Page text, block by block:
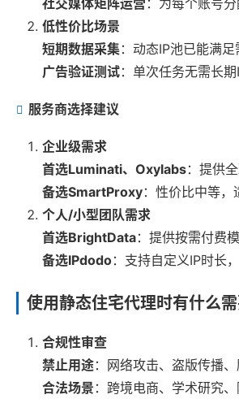
社交媒体矩阵运营：为每个账号
低性价比场景
短期数据采集：动态IP池已能满足
广告验证测试：单次任务无需长期
服务商选择建议
企业级需求
首选Luminati、Oxylabs：提供
备选SmartProxy：性价比中等，
个人/小型团队需求
首选BrightData：提供按需付费
备选IPdodo：支持自定义IP时长
使用静态住宅代理时有什么需
合规性审查
禁止用途：网络攻击、盗版传播、
合法场景 ：跨境电商、学术研究